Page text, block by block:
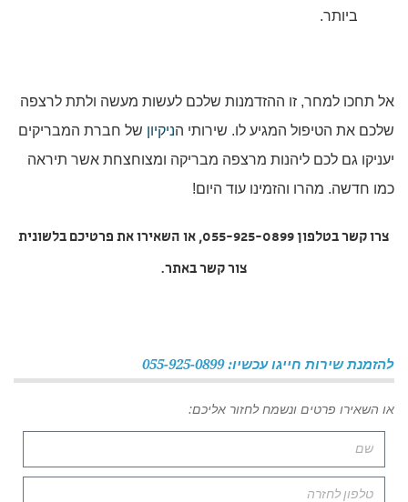
ביותר.
אל תחכו למחר, זו ההזדמנות שלכם לעשות מעשה ולתת לרצפה
שלכם את הטיפול המגיע לו. שירותי הניקיון של חברת המבריקים
יעניקו גם לכם ליהנות מרצפה מבריקה ומצוחצחת אשר תיראה
כמו חדשה. מהרו והזמינו עוד היום!
צרו קשר בטלפון 055-925-0899, או השאירו את פרטיכם בלשונית
צור קשר באתר.
להזמנת שירות חייגו עכשיו: 055-925-0899
או השאירו פרטים ונשמח לחזור אליכם: